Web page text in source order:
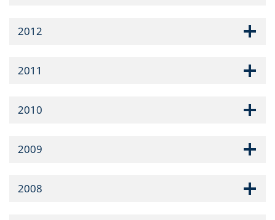
2012
2011
2010
2009
2008